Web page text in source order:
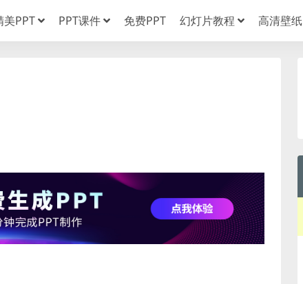
美PPT PPT课件 免费PPT 幻灯片教程 高清壁纸